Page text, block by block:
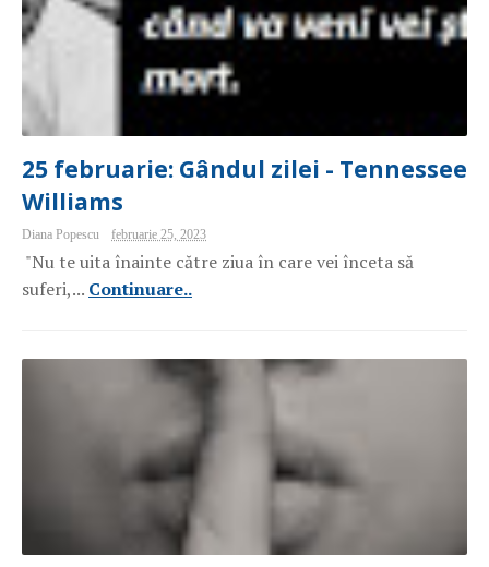
25 februarie: Gândul zilei - Tennessee
Williams
Diana Popescu februarie 25, 2023
"Nu te uita înainte către ziua în care vei înceta să
suferi,... Continuare..